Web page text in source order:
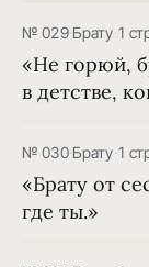
№ 029·Брату·1
«Не горюй,
в детстве,
№ 030·Брату·1
«Брату от
где ты.»